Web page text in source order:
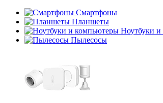
Смартфоны
Планшеты
Ноутбуки
Пылесосы